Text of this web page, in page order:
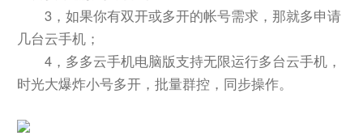
3，如果你有双开或多开的帐号需求，那就多申请
几台云手机；
4，多多云手机电脑版支持无限运行多台云手机，
时光大爆炸小号多开，批量群控，同步操作。